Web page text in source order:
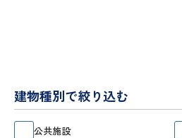
建物種別で絞り込む
公共施設